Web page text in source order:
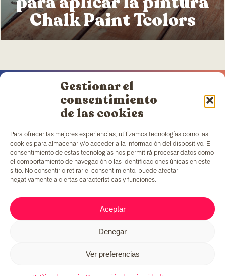
Gestionar el
consentimiento
de las cookies
Para ofrecer las mejores experiencias, utilizamos tecnologías como las
cookies para almacenar y/o acceder a la información del dispositivo. El
consentimiento de estas tecnologías nos permitirá procesar datos como
el comportamiento de navegación o las identificaciones únicas en este
sitio. No consentir o retirar el consentimiento, puede afectar
negativamente a ciertas características y funciones.
Aceptar
Denegar
Ver preferencias
Chalk Paint Tcolors
Barcelona y laboratorio propio para la creación de
pinturas y adhesivos. Pinturas al agua, elaborada
de acuerdo con lanormativa EN-71, que cuentan
con un ingrediente añadido único en el mercado:
generar empleo para colectivos en situación de
vulnerabilidad.
T. 679 08 57 58
08030 Barcelona